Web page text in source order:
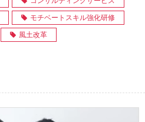
モチベートスキル強化研修
風土改革